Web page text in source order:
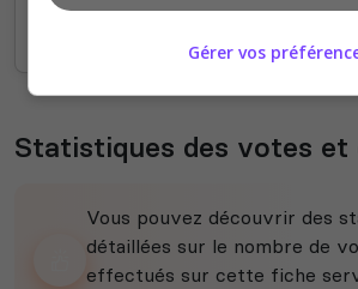
Statistiques des votes et
Vous pouvez découvrir des
détaillées sur le nombre de
effectués sur cette fiche
Gérer vos